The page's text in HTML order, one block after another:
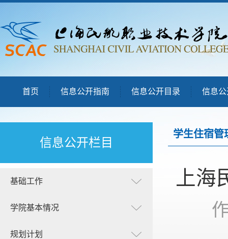
首页 信息公开指南 信息公开目录 信息
信息公开栏目
基础工作
学院基本情况
规划计划
学生住宿管
上